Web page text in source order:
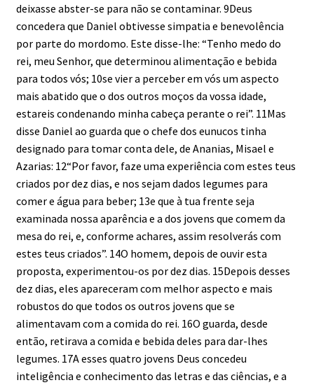
deixasse abster-se para não se contaminar. 9Deus
concedera que Daniel obtivesse simpatia e benevolência
por parte do mordomo. Este disse-lhe: “Tenho medo do
rei, meu Senhor, que determinou alimentação e bebida
para todos vós; 10se vier a perceber em vós um aspecto
mais abatido que o dos outros moços da vossa idade,
estareis condenando minha cabeça perante o rei”. 11Mas
disse Daniel ao guarda que o chefe dos eunucos tinha
designado para tomar conta dele, de Ananias, Misael e
Azarias: 12“Por favor, faze uma experiência com estes teus
criados por dez dias, e nos sejam dados legumes para
comer e água para beber; 13e que à tua frente seja
examinada nossa aparência e a dos jovens que comem da
mesa do rei, e, conforme achares, assim resolverás com
estes teus criados”. 14O homem, depois de ouvir esta
proposta, experimentou-os por dez dias. 15Depois desses
dez dias, eles apareceram com melhor aspecto e mais
robustos do que todos os outros jovens que se
alimentavam com a comida do rei. 16O guarda, desde
então, retirava a comida e bebida deles para dar-lhes
legumes. 17A esses quatro jovens Deus concedeu
inteligência e conhecimento das letras e das ciências, e a